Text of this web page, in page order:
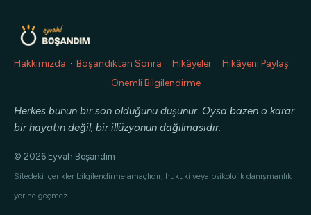
Hakkımızda · Boşandıktan Sonra · Hikâyeler · Hikâyeni Paylaş ·
Önemli Bilgilendirme
Herkes bunun bir son olduğunu düşünür. Oysa bazen o karar
bir hayatın değil, bir illüzyonun dağılmasıdır.
© 2026 Eyvah Boşandım
Sitedeki içerikler bilgilendirme amaçlıdır; hukuki veya psikolojik danışmanlık
yerine geçmez.